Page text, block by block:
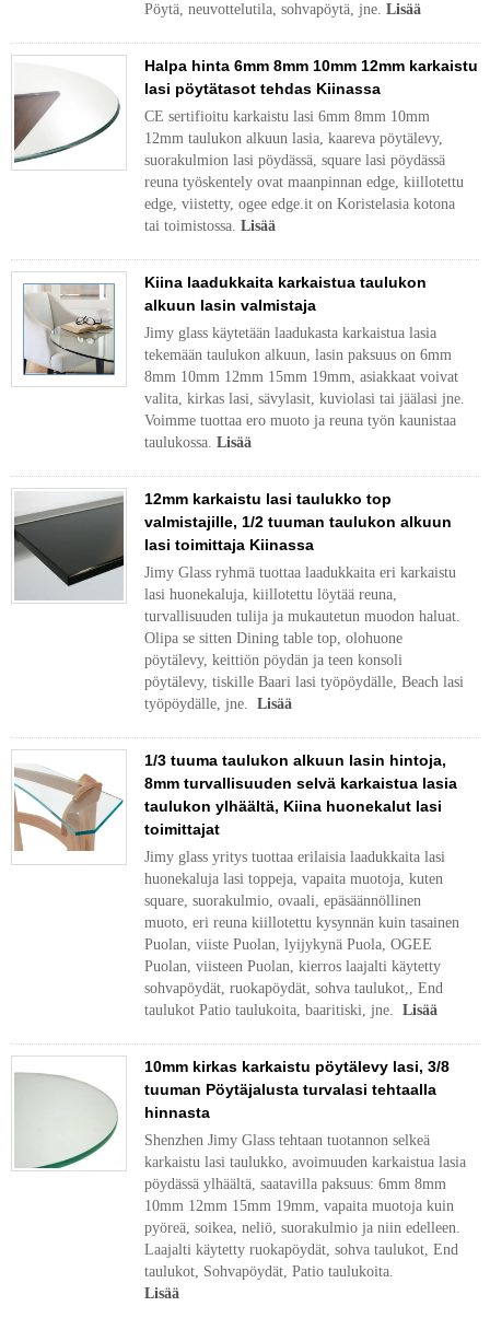
Pöytä, neuvottelutila, sohvapöytä, jne. Lisää
Halpa hinta 6mm 8mm 10mm 12mm karkaistu
lasi pöytätasot tehdas Kiinassa
CE sertifioitu karkaistu lasi 6mm 8mm 10mm
12mm taulukon alkuun lasia, kaareva pöytälevy,
suorakulmion lasi pöydässä, square lasi pöydässä
reuna työskentely ovat maanpinnan edge, kiillotettu
edge, viistetty, ogee edge.it on Koristelasia kotona
tai toimistossa. Lisää
Kiina laadukkaita karkaistua taulukon
alkuun lasin valmistaja
Jimy glass käytetään laadukasta karkaistua lasia
tekemään taulukon alkuun, lasin paksuus on 6mm
8mm 10mm 12mm 15mm 19mm, asiakkaat voivat
valita, kirkas lasi, sävylasit, kuviolasi tai jäälasi jne.
Voimme tuottaa ero muoto ja reuna työn kaunistaa
taulukossa. Lisää
12mm karkaistu lasi taulukko top
valmistajille, 1/2 tuuman taulukon alkuun
lasi toimittaja Kiinassa
Jimy Glass ryhmä tuottaa laadukkaita eri karkaistu
lasi huonekaluja, kiillotettu löytää reuna,
turvallisuuden tulija ja mukautetun muodon haluat.
Olipa se sitten Dining table top, olohuone
pöytälevy, keittiön pöydän ja teen konsoli
pöytälevy, tiskille Baari lasi työpöydälle, Beach lasi
työpöydälle, jne. Lisää
1/3 tuuma taulukon alkuun lasin hintoja,
8mm turvallisuuden selvä karkaistua lasia
taulukon ylhäältä, Kiina huonekalut lasi
toimittajat
Jimy glass yritys tuottaa erilaisia laadukkaita lasi
huonekaluja lasi toppeja, vapaita muotoja, kuten
square, suorakulmio, ovaali, epäsäännöllinen
muoto, eri reuna kiillotettu kysynnän kuin tasainen
Puolan, viiste Puolan, lyijykynä Puola, OGEE
Puolan, viisteen Puolan, kierros laajalti käytetty
sohvapöydät, ruokapöydät, sohva taulukot,, End
taulukot Patio taulukoita, baaritiski, jne. Lisää
10mm kirkas karkaistu pöytälevy lasi, 3/8
tuuman Pöytäjalusta turvalasi tehtaalla
hinnasta
Shenzhen Jimy Glass tehtaan tuotannon selkeä
karkaistu lasi taulukko, avoimuuden karkaistua lasia
pöydässä ylhäältä, saatavilla paksuus: 6mm 8mm
10mm 12mm 15mm 19mm, vapaita muotoja kuin
pyöreä, soikea, neliö, suorakulmio ja niin edelleen.
Laajalti käytetty ruokapöydät, sohva taulukot, End
taulukot, Sohvapöydät, Patio taulukoita.
Lisää